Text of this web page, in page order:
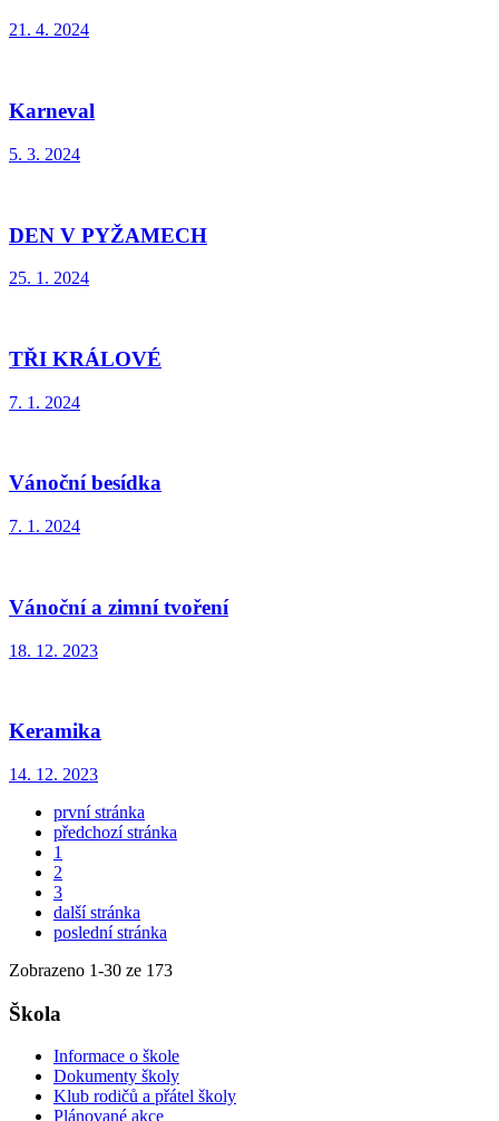
21. 4. 2024
Karneval
5. 3. 2024
DEN V PYŽAMECH
25. 1. 2024
TŘI KRÁLOVÉ
7. 1. 2024
Vánoční besídka
7. 1. 2024
Vánoční a zimní tvoření
18. 12. 2023
Keramika
14. 12. 2023
první stránka
předchozí stránka
1
2
3
další stránka
poslední stránka
Zobrazeno 1-30 ze 173
Škola
Informace o škole
Dokumenty školy
Klub rodičů a přátel školy
Plánované akce